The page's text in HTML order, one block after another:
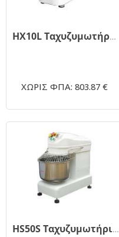
HX10L Ταχυζυμωτήριο 10 λίτρων ΛΕΥΚΟ (service - Ανταλλακτικά DYNAMIC)
ΧΩΡΙΣ ΦΠΑ: 803.87 €
HS50S Ταχυζυμωτήριο 66 λίτρων (service - Ανταλλακτικά DYNAMIC)